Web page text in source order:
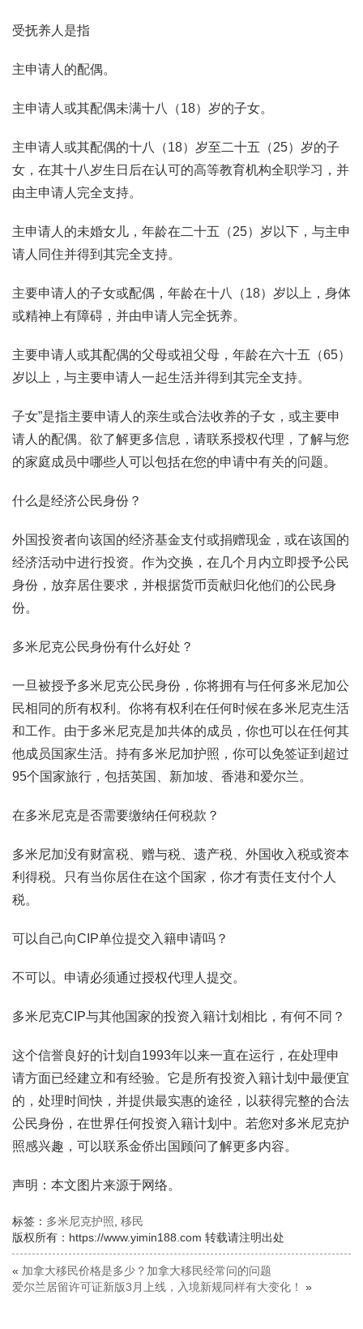
受抚养人是指
主申请人的配偶。
主申请人或其配偶未满十八（18）岁的子女。
主申请人或其配偶的十八（18）岁至二十五（25）岁的子
女，在其十八岁生日后在认可的高等教育机构全职学习，并
由主申请人完全支持。
主申请人的未婚女儿，年龄在二十五（25）岁以下，与主申
请人同住并得到其完全支持。
主要申请人的子女或配偶，年龄在十八（18）岁以上，身体
或精神上有障碍，并由申请人完全抚养。
主要申请人或其配偶的父母或祖父母，年龄在六十五（65）
岁以上，与主要申请人一起生活并得到其完全支持。
子女”是指主要申请人的亲生或合法收养的子女，或主要申
请人的配偶。欲了解更多信息，请联系授权代理，了解与您
的家庭成员中哪些人可以包括在您的申请中有关的问题。
什么是经济公民身份？
外国投资者向该国的经济基金支付或捐赠现金，或在该国的
经济活动中进行投资。作为交换，在几个月内立即授予公民
身份，放弃居住要求，并根据货币贡献归化他们的公民身
份。
多米尼克公民身份有什么好处？
一旦被授予多米尼克公民身份，你将拥有与任何多米尼加公
民相同的所有权利。你将有权利在任何时候在多米尼克生活
和工作。由于多米尼克是加共体的成员，你也可以在任何其
他成员国家生活。持有多米尼加护照，你可以免签证到超过
95个国家旅行，包括英国、新加坡、香港和爱尔兰。
在多米尼克是否需要缴纳任何税款？
多米尼加没有财富税、赠与税、遗产税、外国收入税或资本
利得税。只有当你居住在这个国家，你才有责任支付个人
税。
可以自己向CIP单位提交入籍申请吗？
不可以。申请必须通过授权代理人提交。
多米尼克CIP与其他国家的投资入籍计划相比，有何不同？
这个信誉良好的计划自1993年以来一直在运行，在处理申
请方面已经建立和有经验。它是所有投资入籍计划中最便宜
的，处理时间快，并提供最实惠的途径，以获得完整的合法
公民身份，在世界任何投资入籍计划中。若您对多米尼克护
照感兴趣，可以联系金侨出国顾问了解更多内容。
声明：本文图片来源于网络。
标签： 多米尼克护照, 移民
版权所有：https://www.yimin188.com 转载请注明出处
« 加拿大移民价格是多少？加拿大移民经常问的问题
爱尔兰居留许可证新版3月上线，入境新规同样有大变化！
»